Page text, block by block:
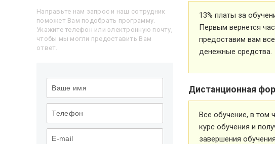
13% платы за
Первым вернется
предоставим вам
денежные средства.
Дистанционная
Все обучение, в том
курс обучения и
завершения
Направьте нам запрос и наш сотрудник
поможет Вам подобрать программу.
Укажите телефон или электронную почту,
чтобы мы могли предоставить Вам
ответ.